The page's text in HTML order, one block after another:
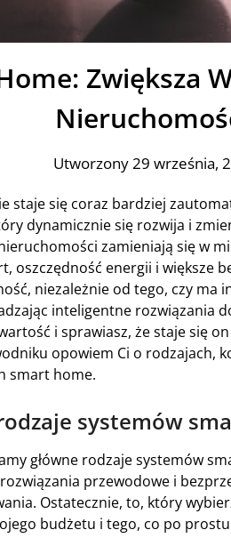
Zwiększa
Utworzony 29 września,
staje się coraz bardziej
dynamicznie się rozwija i
zamieniają się w
oszczędność energii i większe
niezależnie od tego, czy ma
inteligentne rozwiązania
i sprawiasz, że staje się
opowiem Ci o rodzajach,
smart home.
systemów
główne rodzaje systemów
przewodowe i
Ostatecznie, to, który
budżetu i tego, co po